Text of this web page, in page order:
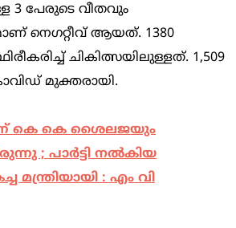
3 പേരുടെ വീതവും
നെഗറ്റീവ് ആയത്. 1380
ചികിത്സയിലുള്ളത്. 1,509
മുക്തരായി.
കെ കെ ശൈലജയും
; പാര്‍ട്ടി നല്‍കിയ
മന്ത്രിയായി : എം വി